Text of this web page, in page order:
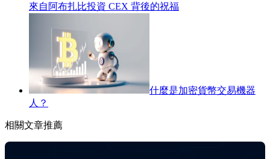
來自阿布扎比投資 CEX 背後的祝福
什麼是加密貨幣交易機器
人？
相關文章推薦